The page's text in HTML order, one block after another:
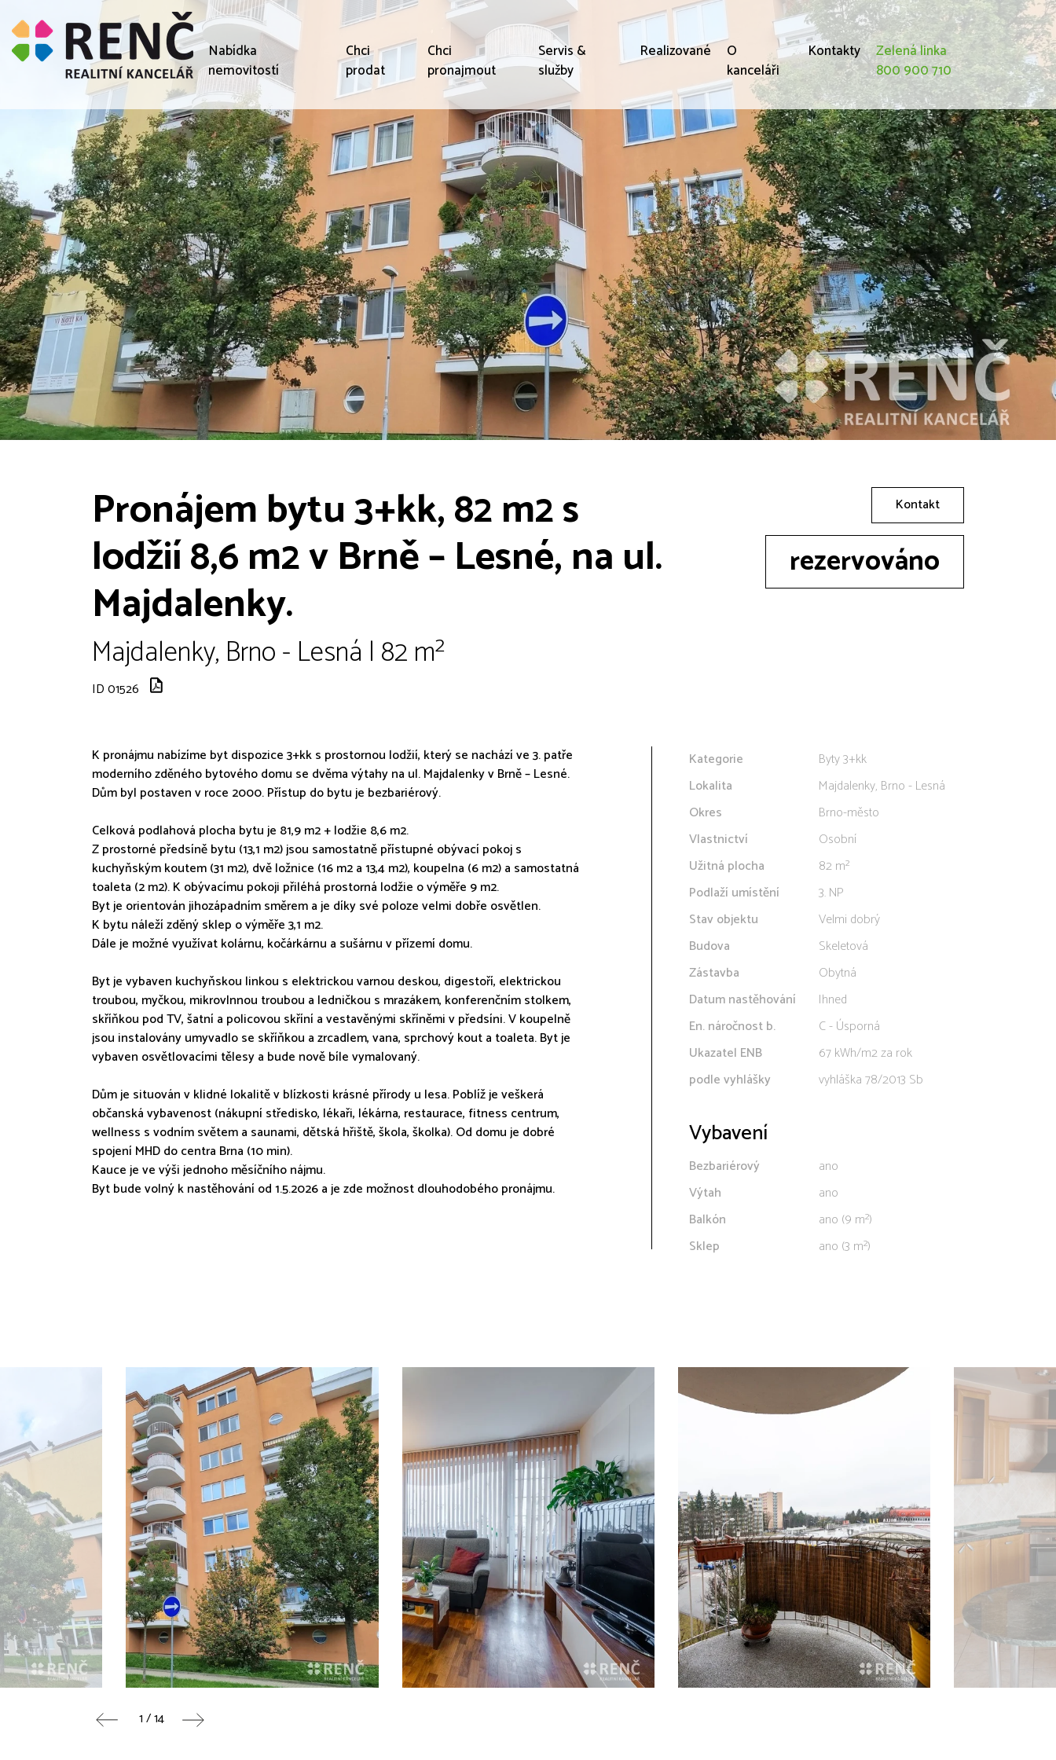
Nabídka
nemovitostí
Chci
prodat
Chci
pronajmout
Servis &
služby
Realizované
O
kanceláři
Kontakty
Zelená linka
800 900 710
Pronájem bytu 3+kk, 82 m2 s
lodžií 8,6 m2 v Brně – Lesné, na ul.
Majdalenky.
Majdalenky, Brno - Lesná | 82 m²
ID 01526
Kontakt
rezervováno
K pronájmu nabízíme byt dispozice 3+kk s prostornou lodžií, který se nachází ve 3. patře
moderního zděného bytového domu se dvěma výtahy na ul. Majdalenky v Brně – Lesné.
Dům byl postaven v roce 2000. Přístup do bytu je bezbariérový.
Celková podlahová plocha bytu je 81,9 m2 + lodžie 8,6 m2.
Z prostorné předsíně bytu (13,1 m2) jsou samostatně přístupné obývací pokoj s
kuchyňským koutem (31 m2), dvě ložnice (16 m2 a 13,4 m2), koupelna (6 m2) a samostatná
toaleta (2 m2). K obývacímu pokoji přiléhá prostorná lodžie o výměře 9 m2.
Byt je orientován jihozápadním směrem a je díky své poloze velmi dobře osvětlen.
K bytu náleží zděný sklep o výměře 3,1 m2.
Dále je možné využívat kolárnu, kočárkárnu a sušárnu v přízemí domu.
Byt je vybaven kuchyňskou linkou s elektrickou varnou deskou, digestoří, elektrickou
troubou, myčkou, mikrovlnnou troubou a ledničkou s mrazákem, konferenčním stolkem,
skříňkou pod TV, šatní a policovou skříní a vestavěnými skříněmi v předsíni. V koupelně
jsou instalovány umyvadlo se skříňkou a zrcadlem, vana, sprchový kout a toaleta. Byt je
vybaven osvětlovacími tělesy a bude nově bíle vymalovaný.
Dům je situován v klidné lokalitě v blízkosti krásné přírody u lesa. Poblíž je veškerá
občanská vybavenost (nákupní středisko, lékaři, lékárna, restaurace, fitness centrum,
wellness s vodním světem a saunami, dětská hřiště, škola, školka). Od domu je dobré
spojení MHD do centra Brna (10 min).
Kauce je ve výši jednoho měsíčního nájmu.
Byt bude volný k nastěhování od 1.5.2026 a je zde možnost dlouhodobého pronájmu.
Kategorie
Byty 3+kk
Lokalita
Majdalenky, Brno - Lesná
Okres
Brno-město
Vlastnictví
Osobní
Užitná plocha
82 m²
Podlaží umístění
3. NP
Stav objektu
Velmi dobrý
Budova
Skeletová
Zástavba
Obytná
Datum nastěhování
Ihned
En. náročnost b.
C - Úsporná
Ukazatel ENB
67 kWh/m2 za rok
podle vyhlášky
vyhláška 78/2013 Sb
Vybavení
Bezbariérový
ano
Výtah
ano
Balkón
ano (9 m²)
Sklep
ano (3 m²)
1 / 14